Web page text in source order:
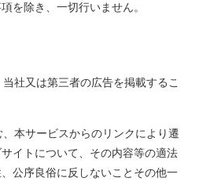
を除き、一切行いません。
社又は第三者の広告を掲載するこ
本サービスからのリンクにより遷
イトについて、その内容等の適法
公序良俗に反しないことその他一